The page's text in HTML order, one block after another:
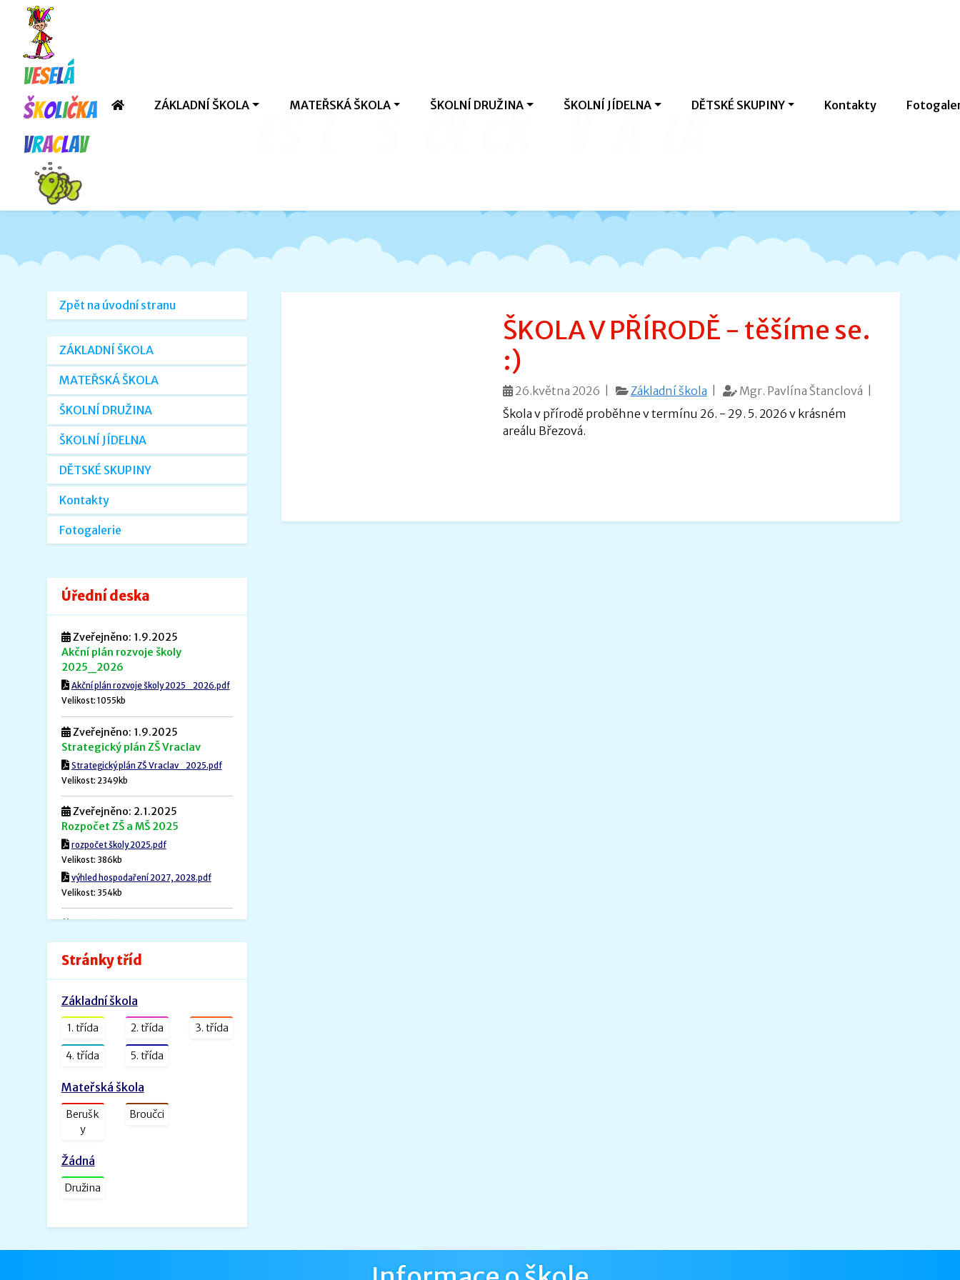
Veselá
školička
Vraclav
ZÁKLADNÍ ŠKOLA MATEŘSKÁ ŠKOLA ŠKOLNÍ DRUŽINA ŠKOLNÍ JÍDELNA DĚTSKÉ SKUPINY Kontakty
ŠKOLA V PŘÍRODĚ - těšíme se.
:)
26.května 2026 | Základní škola
Mgr. Pavlína Štanclová |
Škola v přírodě proběhne v termínu 26. - 29. 5. 2026 v krásném
areálu Březová.
Zpět na úvodní stranu
ZÁKLADNÍ ŠKOLA
MATEŘSKÁ ŠKOLA
ŠKOLNÍ DRUŽINA
ŠKOLNÍ JÍDELNA
DĚTSKÉ SKUPINY
Kontakty
Fotogalerie
Úřední deska
Zveřejněno: 1.9.2025
Akční plán rozvoje školy
2025_2026
Akční plán rozvoje školy 2025_2026.pdf
Velikost: 1055kb
Zveřejněno: 1.9.2025
Strategický plán ZŠ Vraclav
Strategický plán ZŠ Vraclav_2025.pdf
Velikost: 2349kb
Zveřejněno: 2.1.2025
Rozpočet ZŠ a MŠ 2025
rozpočet školy 2025.pdf
Velikost: 386kb
výhled hospodaření 2027, 2028.pdf
Velikost: 354kb
Povinné informace.pdf
Zveřejněno: 26.8.2022
ŠVP PV _ MŠ Rybička
Velikost: 1601kb
Zveřejněno: 31.1.2022
SVP- Veselá školička - 2021.docx.pdf
Velikost: 2227kb
Stránky tříd
Základní škola
1. třída 2. třída 3. třída
4. třída 5. třída
Mateřská škola
Berušk
y
Broučci
Žádná
Družina